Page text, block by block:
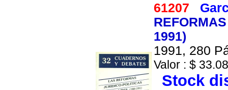
61207
1991)
1991, 280
Valor : $
Stock